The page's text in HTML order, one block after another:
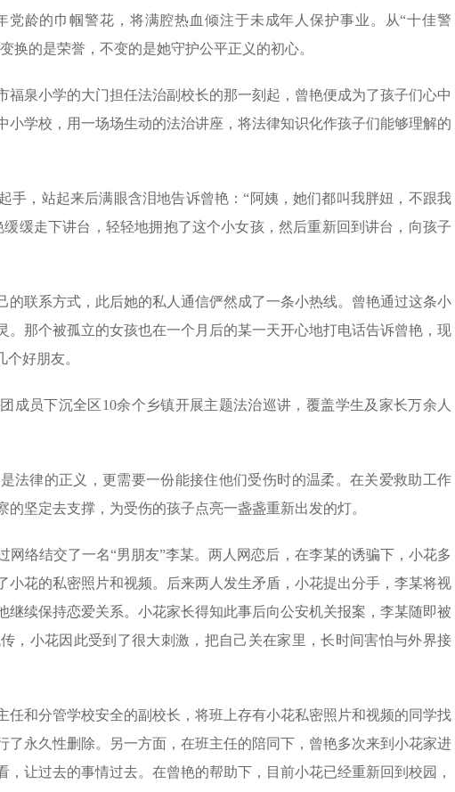
党龄的巾帼警花，将满腔热血倾注于未成年人保护事业。从“十佳警
换的是荣誉，不变的是她守护公平正义的初心。
福泉小学的大门担任法治副校长的那一刻起，曾艳便成为了孩子们心中
小学校，用一场场生动的法治讲座，将法律知识化作孩子们能够理解的
手，站起来后满眼含泪地告诉曾艳：“阿姨，她们都叫我胖妞，不跟我
缓走下讲台，轻轻地拥抱了这个小女孩，然后重新回到讲台，向孩子
的联系方式，此后她的私人通信俨然成了一条小热线。曾艳通过这条小
。那个被孤立的女孩也在一个月后的某一天开心地打电话告诉曾艳，现
好朋友。
成员下沉全区10余个乡镇开展主题法治巡讲，覆盖学生及家长万余人
法律的正义，更需要一份能接住他们受伤时的温柔。在关爱救助工作
坚定去支撑，为受伤的孩子点亮一盏盏重新出发的灯。
网络结交了一名“男朋友”李某。两人网恋后，在李某的诱骗下，小花多
小花的私密照片和视频。后来两人发生矛盾，小花提出分手，李某将视
继续保持恋爱关系。小花家长得知此事后向公安机关报案，李某随即被
，小花因此受到了很大刺激，把自己关在家里，长时间害怕与外界接
任和分管学校安全的副校长，将班上存有小花私密照片和视频的同学找
了永久性删除。另一方面，在班主任的陪同下，曾艳多次来到小花家进
让过去的事情过去。在曾艳的帮助下，目前小花已经重新回到校园，